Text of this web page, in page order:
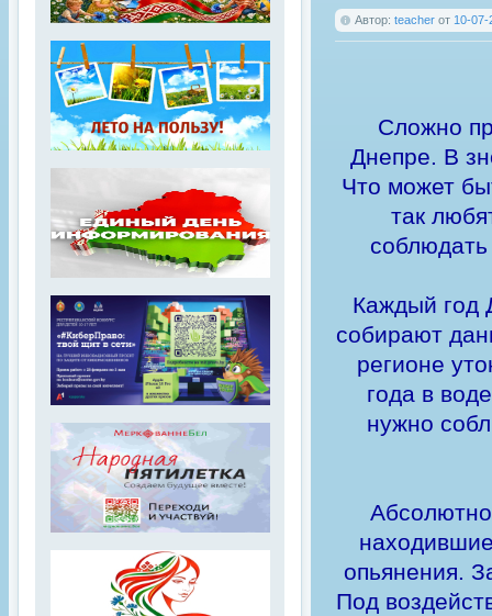
Автор: teacher от 10-07-
Сложно
Днепре. В
Что может
так
Каждый год
собирают
регионе
года в
нужно
опьянения.
Под